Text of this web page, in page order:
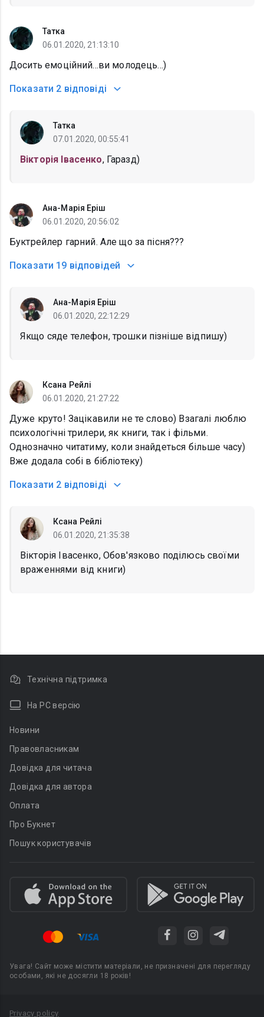
Татка
06.01.2020, 21:13:10
Досить емоційний...ви молодець...)
Показати 2 відповіді
Татка
07.01.2020, 00:55:41
Вікторія Івасенко, Гаразд)
Ана-Марія Еріш
06.01.2020, 20:56:02
Буктрейлер гарний. Але що за пісня???
Показати 19 відповідей
Ана-Марія Еріш
06.01.2020, 22:12:29
Якщо сяде телефон, трошки пізніше відпишу)
Ксана Рейлі
06.01.2020, 21:27:22
Дуже круто! Зацікавили не те слово) Взагалі люблю
психологічні трилери, як книги, так і фільми.
Однозначно читатиму, коли знайдеться більше часу)
Вже додала собі в бібліотеку)
Показати 2 відповіді
Ксана Рейлі
06.01.2020, 21:35:38
Вікторія Івасенко, Обов'язково поділюсь своїми
враженнями від книги)
Технічна підтримка
На PC версію
Новини
Правовласникам
Довідка для читача
Довідка для автора
Оплата
Про Букнет
Пошук користувачів
Увага! Сайт може містити матеріали, не призначені для перегляду
особами, які не досягли 18 років!
Privacy policy